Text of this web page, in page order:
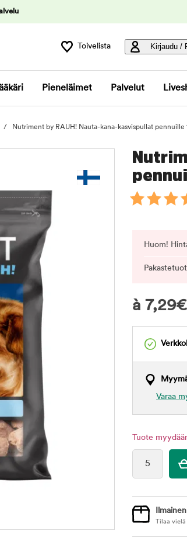
Toivelista Kirjaudu /
Pieneläimet Palvelut
Nutriment by RAUH! Nauta-kana-kasvispullat pennuille
Huom!
à 7,29€
Varaa
Tuote
Tilaa vielä